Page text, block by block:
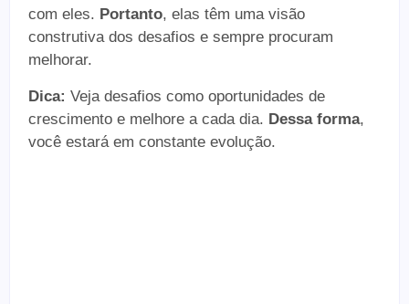
com eles. Portanto, elas têm uma visão
construtiva dos desafios e sempre procuram
melhorar.
Dica: Veja desafios como oportunidades de
crescimento e melhore a cada dia. Dessa forma,
você estará em constante evolução.